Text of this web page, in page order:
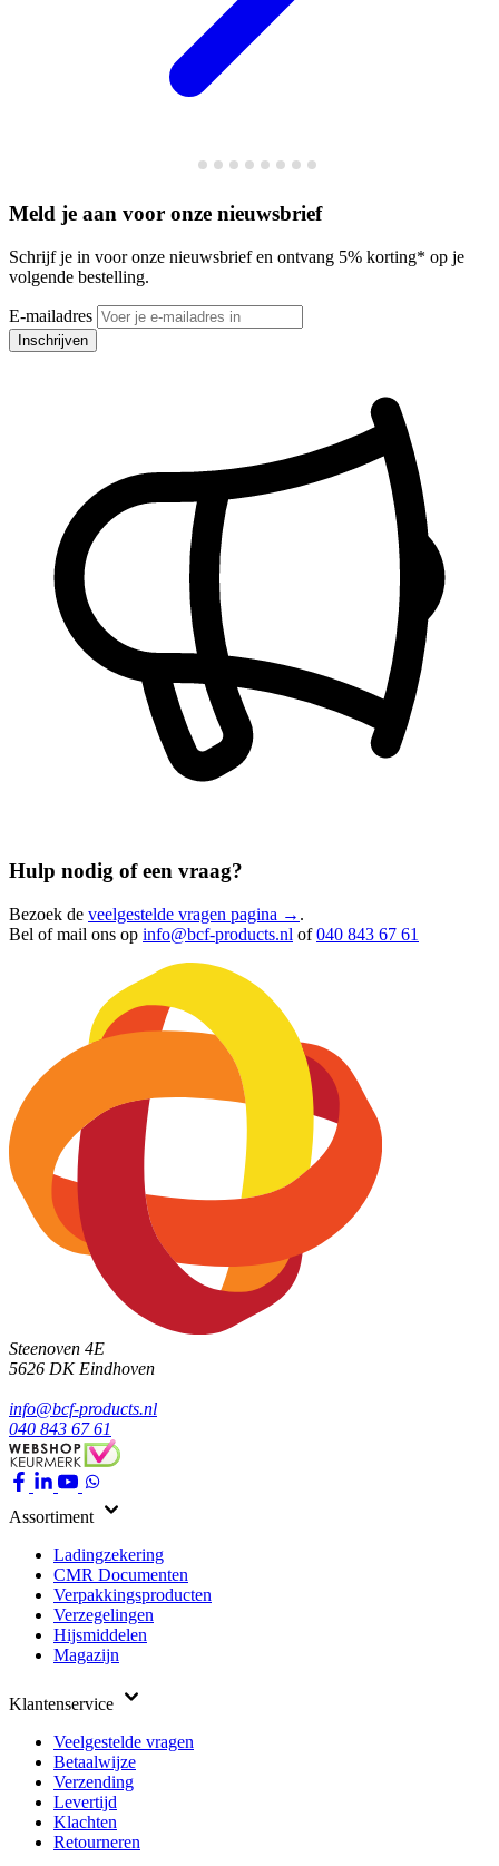
Meld je aan voor onze nieuwsbrief
Schrijf je in voor onze nieuwsbrief en ontvang 5% korting* op je
volgende bestelling.
E-mailadres
Inschrijven
Hulp nodig of een vraag?
Bezoek de veelgestelde vragen pagina → .
Bel of mail ons op info@bcf-products.nl of040 843 67 61
Steenoven 4E
5626 DK Eindhoven
info@bcf-products.nl
040 843 67 61
Assortiment
Ladingzekering
CMR Documenten
Verpakkingsproducten
Verzegelingen
Hijsmiddelen
Magazijn
Klantenservice
Veelgestelde vragen
Betaalwijze
Verzending
Levertijd
Klachten
Retourneren